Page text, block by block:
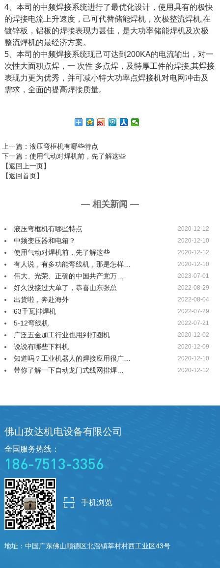
4、 本司的中频焊接系统进行了最优化设计，使用具有的极快
的焊接电流上升速度，己可代替储能焊机，次极整流焊机,在
镀锌板，铝板的焊接表现力甚佳，是大功率储能焊机及次极
整流焊机的最经济方案。
5、 本司的中频焊接系统现己可达到200KA的电流输出，对一
次性大面积点焊，一 次性 多点焊，及特厚工件的焊接,其焊接
表现力更为优秀，并可减小特大功率点焊接机对电网冲击及
需求，全面的提高焊接质量。
上一篇 ：液压弯框机有哪些特点
下一篇 ：使用气动对焊机前，先了解这些
【返回上一页】
【返回首页】
— 相关新闻 —
液压弯框机有哪些特点 2020-12-12
中频变压器和电箱？ 2020-12-10
使用气动对焊机前，先了解这些 2020-12-12
有人说，有多功能弯线机，那是怎样… 2020-12-10
伟大、光荣、正确的中国共产党万… 2023-07-01
好久没接过大单了，恭喜山东张总 2022-08-29
出货啦，奔赴海外 2022-08-04
63千瓦排焊机 2022-07-29
5-12弯线机 2022-07-21
广泛五金加工行业也用到打圈机 2020-12-02
说说有哪些下料机 2020-12-09
知道吗？工业机器人的焊接应用很广… 2020-12-10
带你了解一下自动龙门式线网排焊… 2020-12-12
佛山孜达机电设备有限公司
全国服务热线：
186-7513-3356
手机浏览
地址：中国广东佛山顺德区北滘镇莘村村西工业区43号